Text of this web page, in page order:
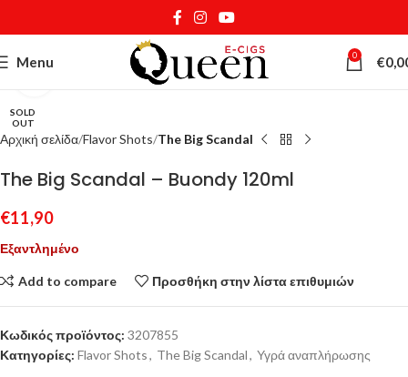
Menu 0 €
SOLD
OUT
Κάντε κλικ για μεγέθυνση
Αρχική σελίδα Flavor Shots The Big Scandal
The Big Scandal – Buondy 120ml
€11,90
Εξαντλημένο
Add to compare Προσθήκη στην λίστα επιθυμιών
Κωδικός προϊόντος: 3207855
Κατηγορίες: Flavor Shots, The Big Scandal, Υγρά αναπλήρωσης